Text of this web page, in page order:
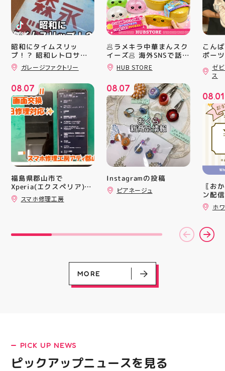
LATEST!
ピックアップニュース
昭和にタイムスリッ
プ！？ 昭和レトロサイ
ンボード大量入荷しまし
た！ 今回はお菓子系を
屋に飾ればバッチグー
郡山駅前 アティ郡山4F
“ガレージファクトリ
ー”へ遊びに来てね️‍️‍️‍ #福
島 #郡山 #郡山駅前 #雑
貨屋 #昭和レトロ
ガレージファクトリー
08.07
福島県郡山市で
Xperia(エクスペリア)の
画面交換も即日修理対応
😊💪
スマホ修理工房
🥟ラメキラ中華まんスク
イーズ🥟 海外SNSで話題
沸騰中 ラメキラ中華ま
んスクイーズが新登場！
が とにかくかわいい♪ む
にゅっとクセになる や
みつき触感がたまらな
い…！ せいろ型ケース
に入っていて どの色の
子が出るかは 開けてか
らのお楽しみ #ラメキラ
中華まん #スクイーズ #
中華まんグッズ #海外ト
レンド #むにゅむにゅ
シル活 新商品入荷
HUBSTORE
HUB STORE
08.07
Instagramの投稿
ピアネージュ
こん
ポー
ティ
日の
クス
6」の
徴と
反発
搭載
追加
上さ
トレ
ショ
ンと
備え
ウー
をカ
方や
かけ
ゼ
ス
08.01
〖お
ン配
ッパ
￥
ーポ
ース
ホ
MORE
PICK UP NEWS
ピックアップニュースを見る